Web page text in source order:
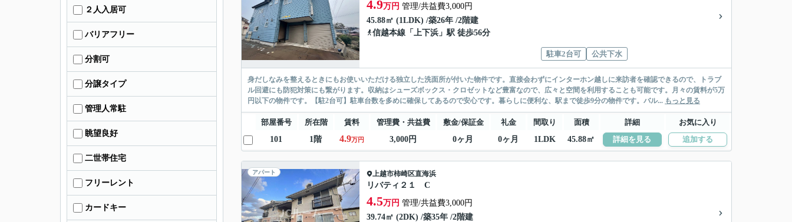
4.9万円 管理/共益費3,000円
45.88㎡ (1LDK) /築26年 /2階建
信越本線 「 上下浜 」駅 徒歩56分
駐車2台可 公共下水
身だしなみを整えるときにもお使いいただける独立した洗面所が付いた物件です。直接会わずにインターホン越しに来訪者を確認できるので、トラブ
ル回避にも防犯対策にも繋がります。収納はシューズボックス・クロゼットなど豊富なので、広々と空間を利用することも可能です。月々の賃料が5万
円以下の物件です。【駐2台可】駐車台数を多めに確保してあるので安心です。暮らしに便利な、駅まで徒歩9分の物件です。バル... もっと見る
部屋番号 所在階 賃料 管理費・共益費 敷金/保証金 礼金 間取り 面積 詳細
お気に入り
101
1階 4.9万円 3,000円 0ヶ月 0ヶ月 1LDK 45.88㎡ 詳細を見る 追加する
アパート 上越市柿崎区直海浜
リバティ２１ C
4.5万円 管理/共益費3,000円
39.74㎡ (2DK) /築35年 /2階建
２人入居可
バリアフリー
分割可
分譲タイプ
管理人常駐
眺望良好
二世帯住宅
フリーレント
カードキー